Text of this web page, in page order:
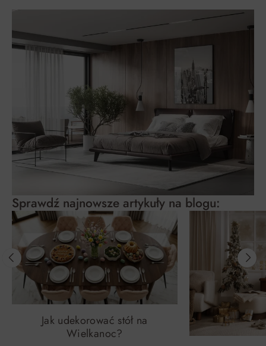
Sprawdź najnowsze artykuły na blogu:
Jak udekorować stół na
Wielkanoc?